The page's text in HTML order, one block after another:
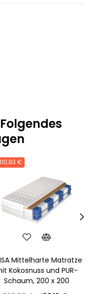
€
Mittelharte Matratze
Kokosnuss und PUR-
Schaum, 200 x 200